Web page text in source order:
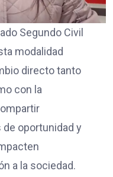
Segundo Civil
modalidad
directo tanto
con la
oportunidad y
a la sociedad.